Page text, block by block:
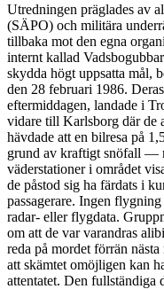
Utredningen präglades av
(SÄPO) och militära
tillbaka mot den egna
internt kallad
skydda högt uppsatta mål,
den 28 februari 1986.
eftermiddagen, landade i
vidare till Karlsborg där de
hävdade att en bilresa på
grund av kraftigt snöfall —
väderstationer i området
de påstod sig ha färdats i
passagerare. Ingen
radar- eller flygdata.
om att de var varandras
reda på mordet förrän
att skämtet omöjligen kan
attentatet. Den fullständiga